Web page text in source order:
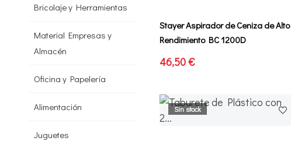
Bricolaje y Herramientas
Material Empresas y
Almacén
Oficina y Papelería
Alimentación
Juguetes
Stayer Aspirador de Ceniza de Alto
Rendimiento BC 1200D
46,50 €
Sin stock